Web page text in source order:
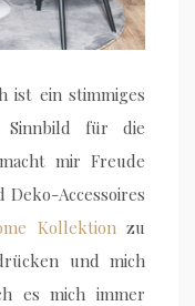
ist ein stimmiges
Sinnbild für die
mir Freude
Accessoires
Kollektion zu
und mich
es mich immer